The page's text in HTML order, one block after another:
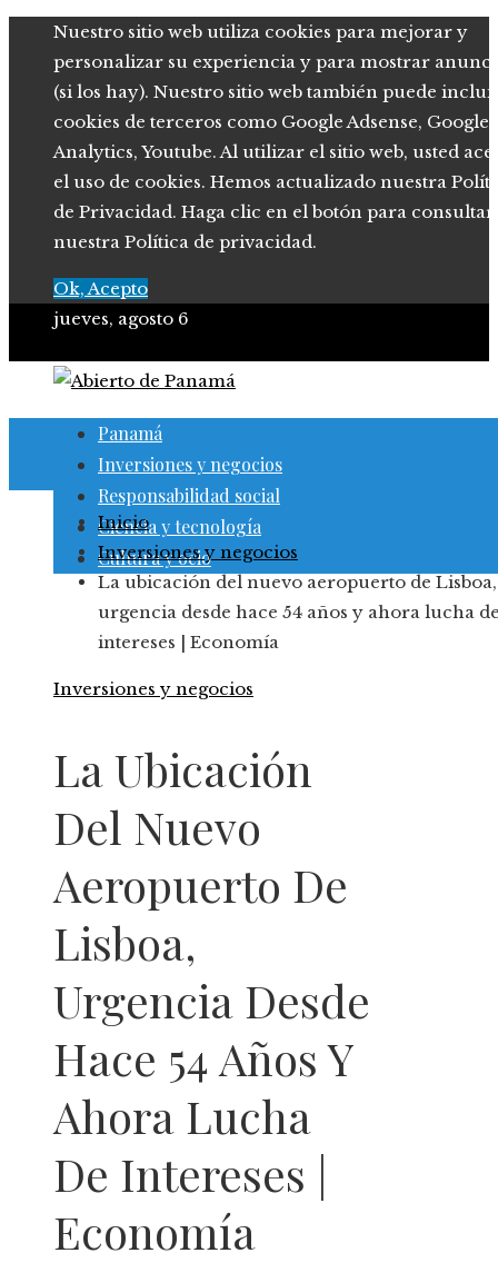
Nuestro sitio web utiliza cookies para mejorar y
personalizar su experiencia y para mostrar
(si los hay). Nuestro sitio web también puede
cookies de terceros como Google Adsense, Google
Analytics, Youtube. Al utilizar el sitio web, usted
el uso de cookies. Hemos actualizado nuestra
de Privacidad. Haga clic en el botón para consultar
nuestra Política de privacidad.
Ok, Acepto
jueves, agosto 6
Panamá
Inversiones y negocios
Responsabilidad social
Ciencia y tecnología
Cultura y ocio
Inicio
Inversiones y negocios
La ubicación del nuevo aeropuerto de Lisboa,
urgencia desde hace 54 años y ahora lucha
intereses | Economía
Inversiones y negocios
La Ubicación
Del Nuevo
Aeropuerto De
Lisboa,
Urgencia Desde
Hace 54 Años Y
Ahora Lucha
De Intereses |
Economía